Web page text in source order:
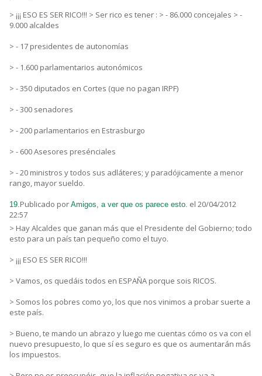
> ¡¡¡ ESO ES SER RICO!!! > Ser rico es tener : > - 86.000 concejales > -
9.000 alcaldes
> - 17 presidentes de autonomías
> - 1.600 parlamentarios autonómicos
> - 350 diputados en Cortes (que no pagan IRPF)
> - 300 senadores
> - 200 parlamentarios en Estrasburgo
> - 600 Asesores presénciales
> - 20 ministros y todos sus adláteres; y paradójicamente a menor
rango, mayor sueldo.
19.Publicado por Amigos, a ver que os parece esto. el 20/04/2012
22:57
> Hay Alcaldes que ganan más que el Presidente del Gobierno; todo
esto para un país tan pequeño como el tuyo.
> ¡¡¡ ESO ES SER RICO!!!
> Vamos, os quedáis todos en ESPAÑA porque sois RICOS.
> Somos los pobres como yo, los que nos vinimos a probar suerte a
este país.
> Bueno, te mando un abrazo y luego me cuentas cómo os va con el
nuevo presupuesto, lo que sí es seguro es que os aumentarán más
los impuestos.